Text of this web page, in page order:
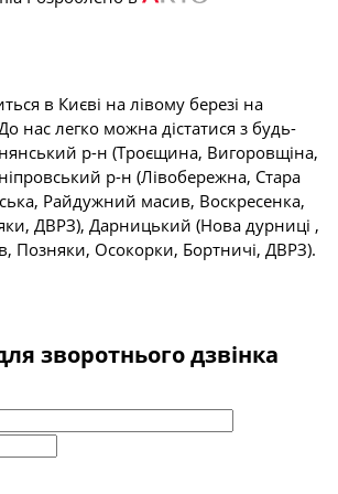
в Києві на лівому березі на
нас легко можна дістатися з будь-
р-н (Троєщина, Вигоровщіна,
р-н (Лівобережна, Стара
Райдужний масив, Воскресенка,
ДВРЗ), Дарницький (Нова дурниці ,
Позняки, Осокорки, Бортничі, ДВРЗ).
зворотнього дзвінка